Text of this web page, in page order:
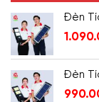
Đèn
Đèn